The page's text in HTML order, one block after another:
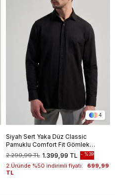
4
Siyah Sert Yaka Düz Classic
Pamuklu Comfort Fit Gömlek
1004250213 1.399,99 TL
2.299,99 TL %39
2.Üründe %50 indirimli fiyatı:
699,99
TL